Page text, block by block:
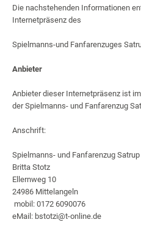
Die nachstehenden Informationen
Internetpräsenz des
Spielmanns-und Fanfarenzuges
Anbieter
Anbieter dieser Internetpräsenz ist
der Spielmanns- und Fanfarenzug
Anschrift:
Spielmanns- und Fanfarenzug Satrup
Britta Stotz
Ellernweg 10
24986 Mittelangeln
mobil: 0172 6090076
eMail: bstotzi@t-online.de